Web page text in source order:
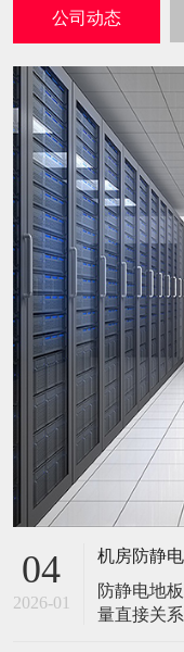
公司动态
04
2026-01
防静电地
量直接关